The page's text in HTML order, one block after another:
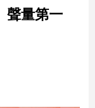
聲量第一